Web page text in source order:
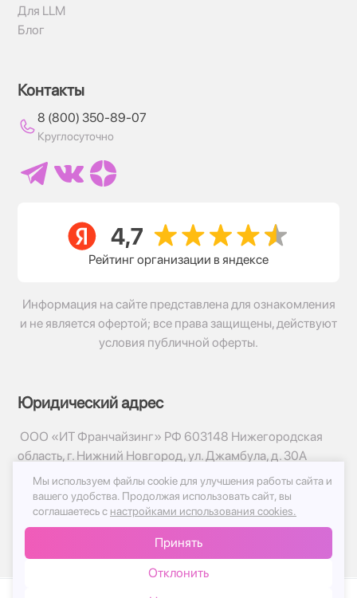
Для LLM
Блог
Контакты
8 (800) 350-89-07
Круглосуточно
Рейтинг организации в яндексе
Информация на сайте представлена для ознакомления
и не является офертой; все права защищены, действуют
условия публичной оферты.
Юридический адрес
ООО «ИТ Франчайзинг» РФ 603148 Нижегородская
область, г. Нижний Новгород, ул. Джамбула, д. 30А
© 2017-2026г, База Цветов 24.ру
Политика конфиденциальности
Публичная оферта
Мы используем файлы cookie для улучшения работы сайта и
вашего удобства. Продолжая использовать сайт, вы
соглашаетесь с настройками использования cookies.
Принять
Отклонить